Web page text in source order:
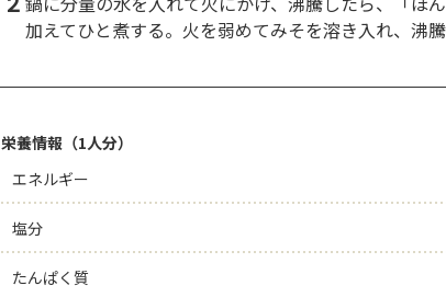
加えてひと煮する。火を弱めてみそを溶き入れ、沸
栄養情報（1人分）
エネルギー
塩分
たんぱく質